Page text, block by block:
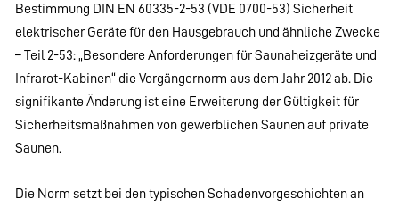
Bestimmung DIN EN 60335-2-53 (VDE 0700-53) Sicherheit
elektrischer Geräte für den Hausgebrauch und ähnliche Zwecke
– Teil 2-53: „Besondere Anforderungen für Saunaheizgeräte und
Infrarot-Kabinen“ die Vorgängernorm aus dem Jahr 2012 ab. Die
signifikante Änderung ist eine Erweiterung der Gültigkeit für
Sicherheitsmaßnahmen von gewerblichen Saunen auf private
Saunen.
Die Norm setzt bei den typischen Schadenvorgeschichten an